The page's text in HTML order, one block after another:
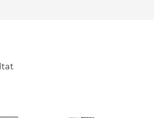
som uppfyller deras
återförsäljare är Alilux
kunna erbjuda Milantoasts